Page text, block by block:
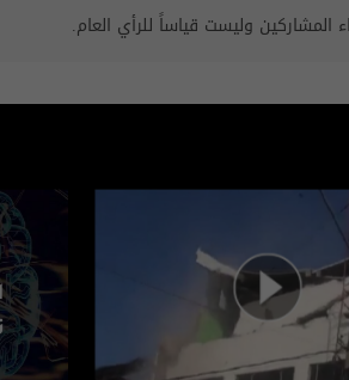
المشاركين وليست قياساً للرأي العام.